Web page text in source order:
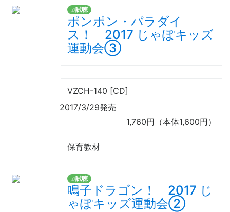
♫試聴
ポンポン・パラダイ
ス！ 2017 じゃぽキッズ
運動会③
VZCH-140 [CD]
2017/3/29発売
1,760円（本体1,600円）
保育教材
♫試聴
鳴子ドラゴン！ 2017 じ
ゃぽキッズ運動会②